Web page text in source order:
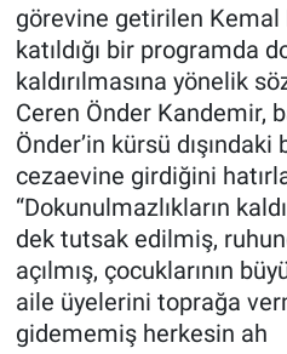
görevine getirilen Kemal
katıldığı bir programda
kaldırılmasına yönelik
Ceren Önder Kandemir,
Önder’in kürsü
cezaevine girdiğini
“Dokunulmazlıkların
dek tutsak edilmiş,
açılmış, çocuklarının
aile üyelerini toprağa
gidememiş herkesin ah
Son Dakika Haberleri
Haber Arşivi